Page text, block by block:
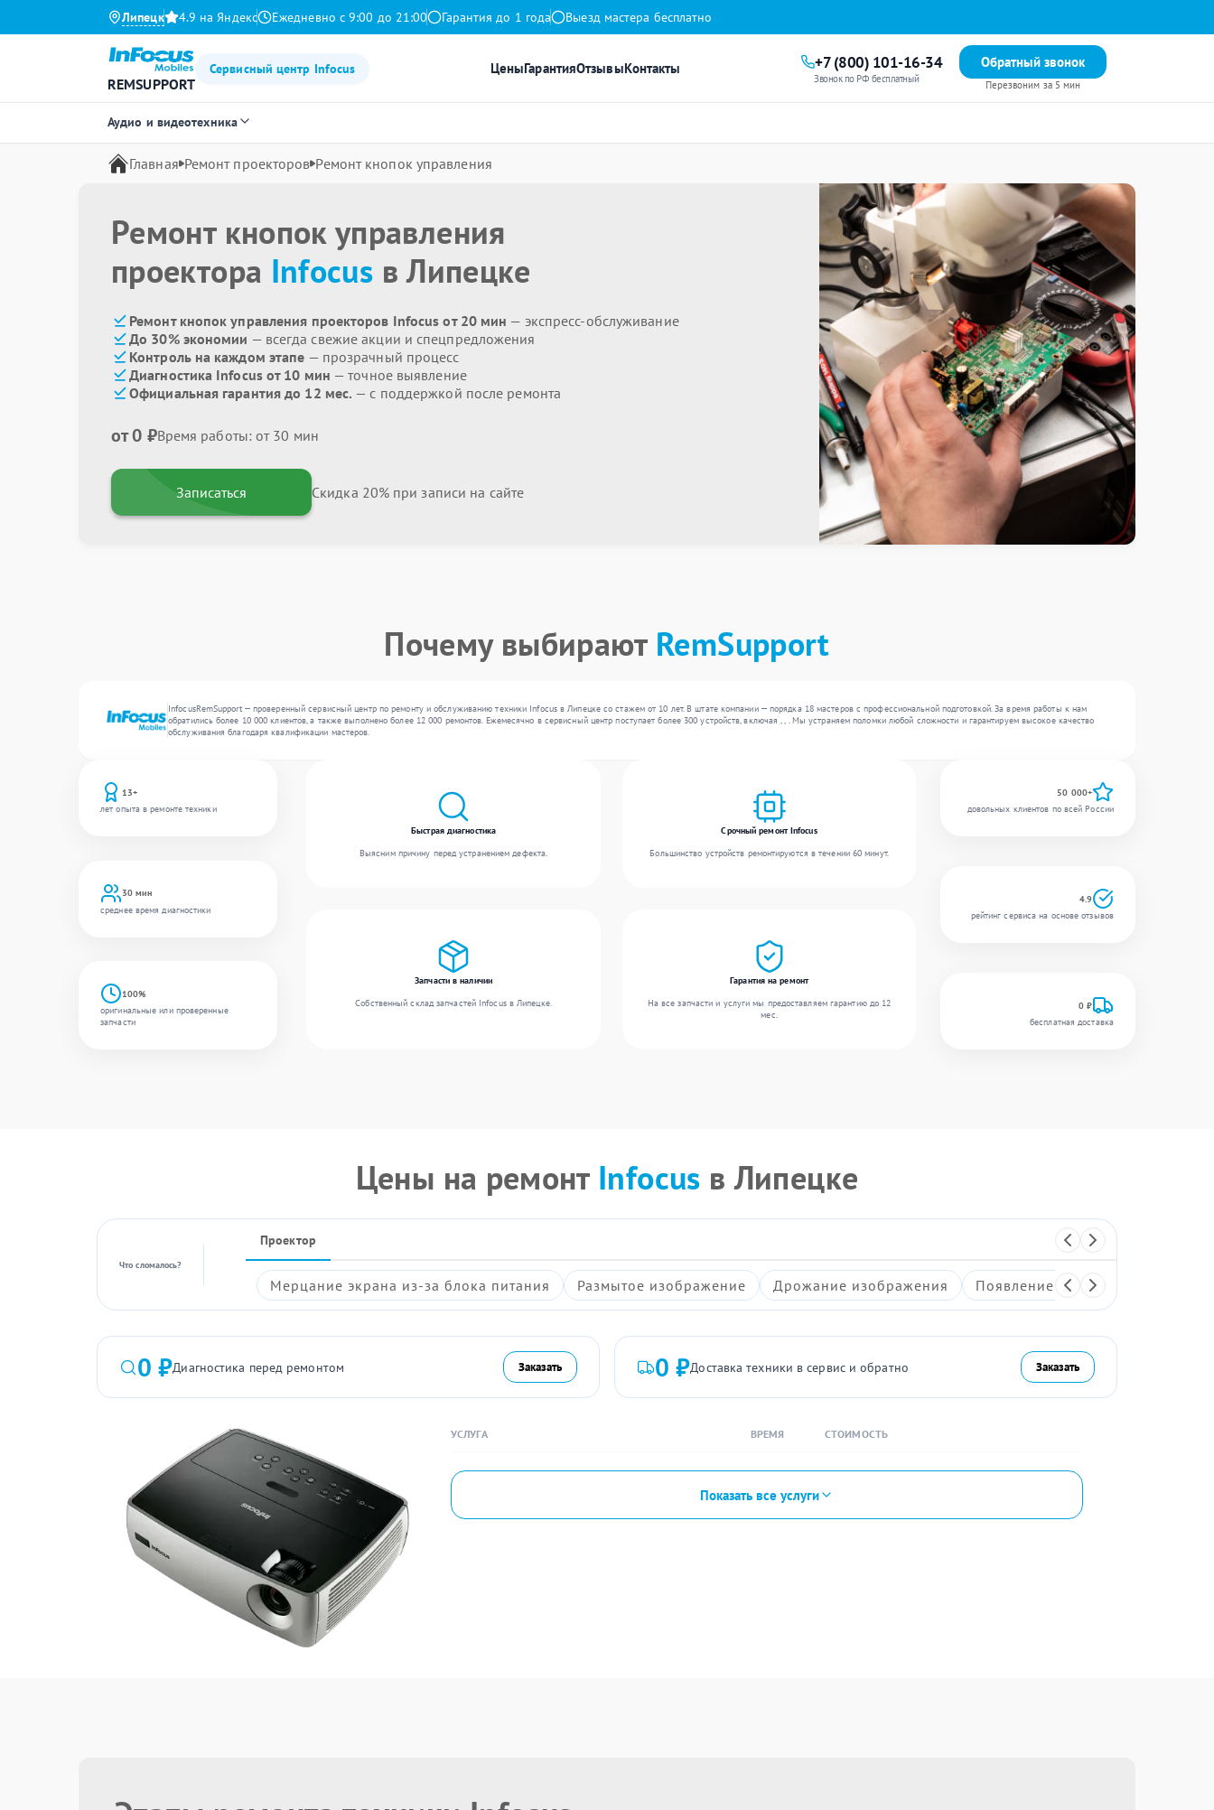
Липецк 4.9 на Яндекс Ежедневно с 9:00 до 21:00 Гарантия до 1 года Выезд мастера бесплатно
REMSUPPORT
Сервисный центр Infocus ЦеныГарантияОтзывыКонтакты +7 (800) 101-16-34
Звонок по РФ бесплатный
Обратный звонок
Перезвоним за 5 мин
Аудио и видеотехника
Главная Ремонт проекторов Ремонт кнопок управления
Ремонт кнопок управления
проектора Infocus в Липецке
Ремонт кнопок управления проекторов Infocus от 20 мин — экспресс-обслуживание
До 30% экономии — всегда свежие акции и спецпредложения
Контроль на каждом этапе — прозрачный процесс
Диагностика Infocus от 10 мин — точное выявление
Официальная гарантия до 12 мес. — с поддержкой после ремонта
от 0 ₽Время работы: от 30 мин
Записаться Скидка 20% при записи на сайте
Почему выбирают RemSupport
InfocusRemSupport — проверенный сервисный центр по ремонту и обслуживанию техники Infocus в Липецке со стажем от 10 лет. В штате компании — порядка 18 мастеров с профессиональной подготовкой. За время работы к нам
обратились более 10 000 клиентов, а также выполнено более 12 000 ремонтов. Ежемесячно в сервисный центр поступает более 300 устройств, включая , , . Мы устраняем поломки любой сложности и гарантируем высокое качество
обслуживания благодаря квалификации мастеров.
13+
лет опыта в ремонте техники
30 мин
среднее время диагностики
100%
оригинальные или проверенные
запчасти
Быстрая диагностика
Выясним причину перед устранением дефекта.
Срочный ремонт Infocus
Большинство устройств ремонтируются в течении 60 минут.
Запчасти в наличии
Собственный склад запчастей Infocus в Липецке.
Гарантия на ремонт
На все запчасти и услуги мы предоставляем гарантию до 12
мес.
50 000+
довольных клиентов по всей России
4.9
рейтинг сервиса на основе отзывов
0 ₽
бесплатная доставка
Цены на ремонт Infocus в Липецке
Что сломалось?
Проектор
Мерцание экрана из-за блока питания Размытое изображение Дрожание изображения Появление артефактов на
0 ₽Диагностика перед ремонтом Заказать 0 ₽Доставка техники в сервис и обратно Заказать
УСЛУГА ВРЕМЯ СТОИМОСТЬ
Показать все услуги